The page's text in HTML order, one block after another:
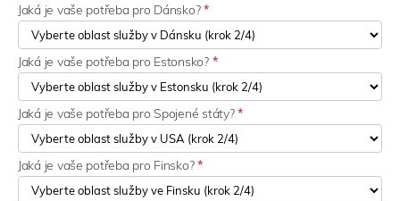
Jaká je vaše potřeba pro Dánsko?*
Jaká je vaše potřeba pro Estonsko? *
Jaká je vaše potřeba pro Spojené státy?*
Jaká je vaše potřeba pro Finsko?*